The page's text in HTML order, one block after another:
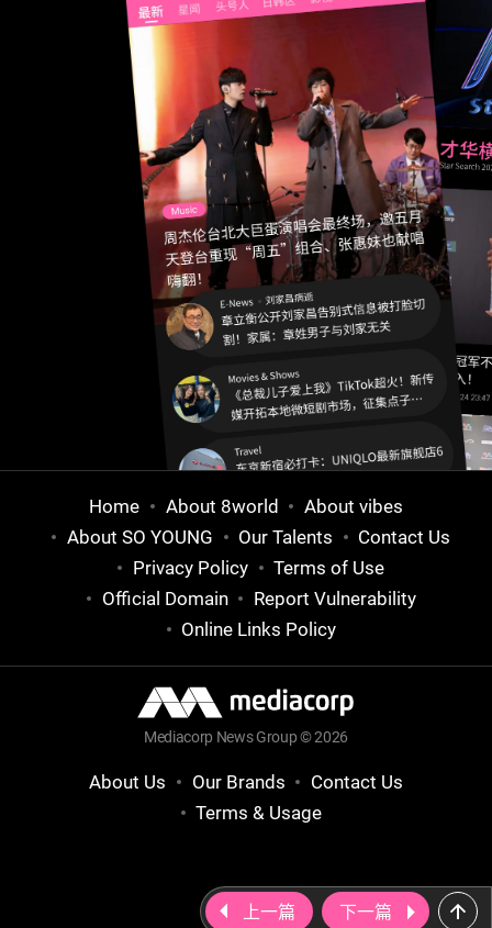
Home About 8world
About vibes
About SO YOUNG
Our Talents
Contact Us
Privacy Policy
Terms of Use
Official Domain
Report Vulnerability
Online Links Policy
上一篇 下一篇
Mediacorp News Group © 2026
About Us Our Brands
Contact Us
Terms & Usage